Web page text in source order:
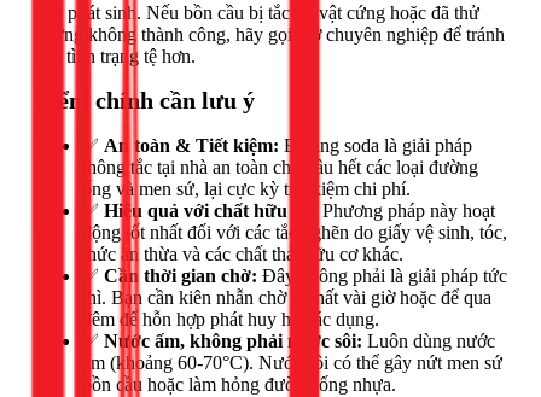
mới phát sinh. Nếu bồn cầu bị tắc do vật cứng hoặc đã thử
nhưng không thành công, hãy gọi thợ chuyên nghiệp để tránh
làm tình trạng tệ hơn.
Điểm chính cần lưu ý
✅ An toàn & Tiết kiệm: Baking soda là giải pháp
thông tắc tại nhà an toàn cho hầu hết các loại đường
ống và men sứ, lại cực kỳ tiết kiệm chi phí.
✅ Hiệu quả với chất hữu cơ:
Phương pháp này hoạt
động tốt nhất đối với các tắc nghẽn do giấy vệ sinh, tóc,
thức ăn thừa và các chất thải hữu cơ khác.
✅ Cần thời gian chờ: Đây không phải là giải pháp tức
thì. Bạn cần kiên nhẫn chờ ít nhất vài giờ hoặc để qua
đêm để hỗn hợp phát huy hết tác dụng.
✅ Nước ấm, không phải nước sôi: Luôn dùng nước
ấm (khoảng 60-70°C). Nước sôi có thể gây nứt men sứ
bồn cầu hoặc làm hỏng đường ống nhựa.